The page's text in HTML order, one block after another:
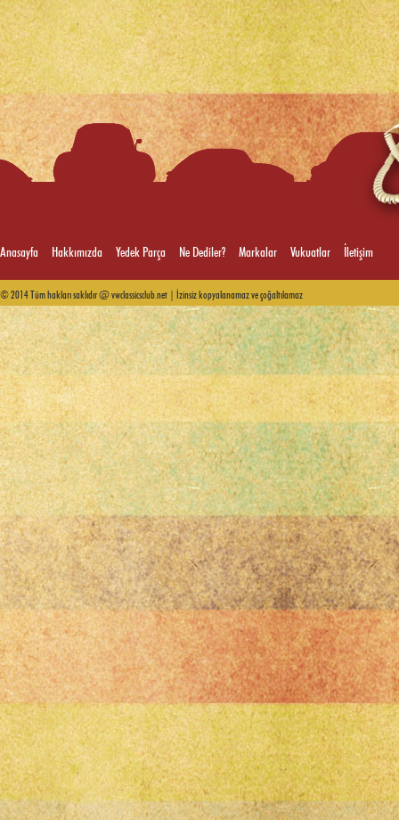
Anasayfa Hakkımızda Yedek Parça Ne Dediler? Markalar Vukuatlar İletişim
© 2014 Tüm hakları saklıdır @ vwclassicsclub.net | İzinsiz kopyalanamaz ve çoğaltılamaz